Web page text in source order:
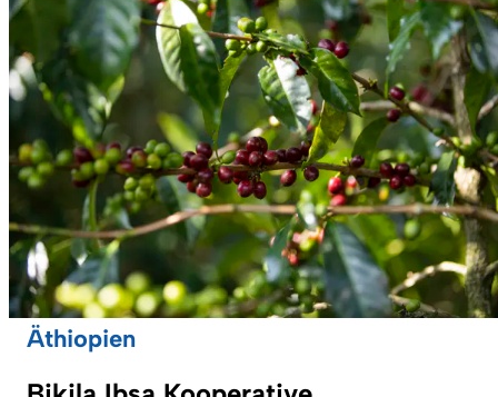
Äthiopien